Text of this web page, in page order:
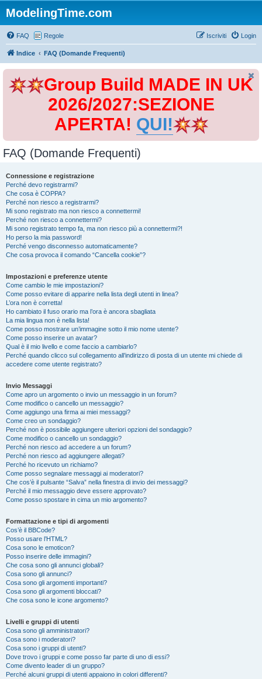
ModelingTime.com
FAQ Regole Login
Iscriviti
Indice FAQ (Domande Frequenti)
Group Build MADE IN UK
2026/2027:SEZIONE
APERTA! QUI!
FAQ (Domande Frequenti)
Connessione e registrazione
Perché devo registrarmi?
Che cosa è COPPA?
Perché non riesco a registrarmi?
Mi sono registrato ma non riesco a connettermi!
Perché non riesco a connettermi?
Mi sono registrato tempo fa, ma non riesco più a connettermi?!
Ho perso la mia password!
Perché vengo disconnesso automaticamente?
Che cosa provoca il comando “Cancella cookie”?
Impostazioni e preferenze utente
Come cambio le mie impostazioni?
Come posso evitare di apparire nella lista degli utenti in linea?
L’ora non è corretta!
Ho cambiato il fuso orario ma l’ora è ancora sbagliata
La mia lingua non è nella lista!
Come posso mostrare un’immagine sotto il mio nome utente?
Come posso inserire un avatar?
Qual è il mio livello e come faccio a cambiarlo?
Perché quando clicco sul collegamento all’indirizzo di posta di un utente mi chiede di
accedere come utente registrato?
Invio Messaggi
Come apro un argomento o invio un messaggio in un forum?
Come modifico o cancello un messaggio?
Come aggiungo una firma ai miei messaggi?
Come creo un sondaggio?
Perché non è possibile aggiungere ulteriori opzioni del sondaggio?
Come modifico o cancello un sondaggio?
Perché non riesco ad accedere a un forum?
Perché non riesco ad aggiungere allegati?
Perché ho ricevuto un richiamo?
Come posso segnalare messaggi ai moderatori?
Che cos’è il pulsante “Salva” nella finestra di invio dei messaggi?
Perché il mio messaggio deve essere approvato?
Come posso spostare in cima un mio argomento?
Formattazione e tipi di argomenti
Cos’è il BBCode?
Posso usare l’HTML?
Cosa sono le emoticon?
Posso inserire delle immagini?
Che cosa sono gli annunci globali?
Cosa sono gli annunci?
Cosa sono gli argomenti importanti?
Cosa sono gli argomenti bloccati?
Che cosa sono le icone argomento?
Livelli e gruppi di utenti
Cosa sono gli amministratori?
Cosa sono i moderatori?
Cosa sono i gruppi di utenti?
Dove trovo i gruppi e come posso far parte di uno di essi?
Come divento leader di un gruppo?
Perché alcuni gruppi di utenti appaiono in colori differenti?